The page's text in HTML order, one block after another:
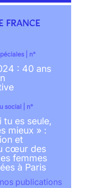
FRANCE
| n°
: 40 ans
social | n°
tu es seule,
mieux » :
et
cœur des
femmes
à Paris
publications